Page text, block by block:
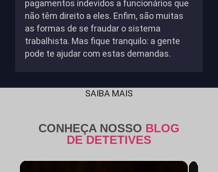
pagamentos indevidos a funcionários que
não têm direito a eles. Enfim, são muitas
as formas de se fraudar o sistema
trabalhista. Mas fique tranquilo: a gente
pode te ajudar com estas demandas.
SAIBA MAIS
CONHEÇA NOSSO BLOG
DE DETETIVES